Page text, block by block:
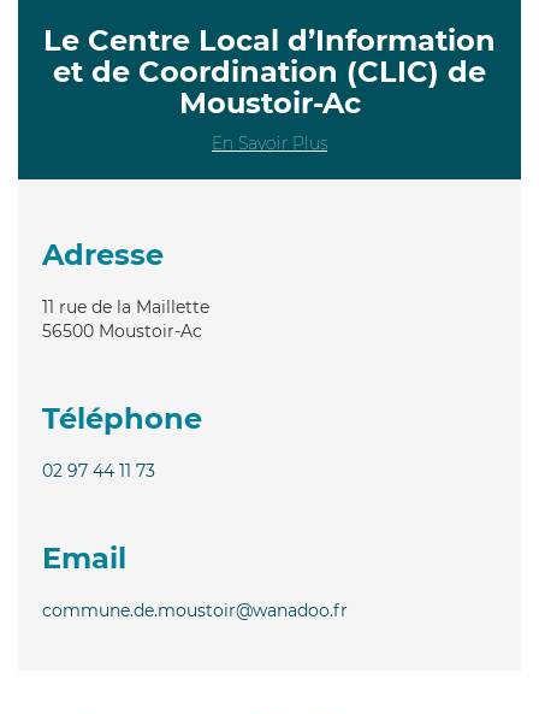
Le Centre Local d’Information
et de Coordination (CLIC) de
Moustoir-Ac
En Savoir Plus
Adresse
11 rue de la Maillette
56500 Moustoir-Ac
Téléphone
02 97 44 11 73
Email
commune.de.moustoir@wanadoo.fr